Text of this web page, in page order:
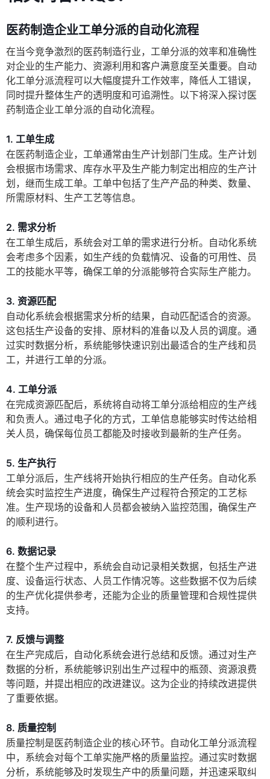
医药制造企业工单分派的自动化流程
在当今竞争激烈的医药制造行业，工单分派的效率和准确性
对企业的生产能力、资源利用和客户满意度至关重要。自动
化工单分派流程可以大幅度提升工作效率，降低人工错误，
同时提升整体生产的透明度和可追溯性。以下将深入探讨医
药制造企业工单分派的自动化流程。
1. 工单生成
在医药制造企业，工单通常由生产计划部门生成。生产计划
会根据市场需求、库存水平及生产能力制定出相应的生产计
划，继而生成工单。工单中包括了生产产品的种类、数量、
所需原材料、生产工艺等信息。
2. 需求分析
在工单生成后，系统会对工单的需求进行分析。自动化系统
会考虑多个因素，如生产线的负载情况、设备的可用性、员
工的技能水平等，确保工单的分派能够符合实际生产能力。
3. 资源匹配
自动化系统会根据需求分析的结果，自动匹配适合的资源。
这包括生产设备的安排、原材料的准备以及人员的调度。通
过实时数据分析，系统能够快速识别出最适合的生产线和员
工，并进行工单的分派。
4. 工单分派
在完成资源匹配后，系统将自动将工单分派给相应的生产线
和负责人。通过电子化的方式，工单信息能够实时传达给相
关人员，确保每位员工都能及时接收到最新的生产任务。
5. 生产执行
工单分派后，生产线将开始执行相应的生产任务。自动化系
统会实时监控生产进度，确保生产过程符合预定的工艺标
准。生产现场的设备和人员都会被纳入监控范围，确保生产
的顺利进行。
6. 数据记录
在整个生产过程中，系统会自动记录相关数据，包括生产进
度、设备运行状态、人员工作情况等。这些数据不仅为后续
的生产优化提供参考，还能为企业的质量管理和合规性提供
支持。
7. 反馈与调整
在生产完成后，自动化系统会进行总结和反馈。通过对生产
数据的分析，系统能够识别出生产过程中的瓶颈、资源浪费
等问题，并提出相应的改进建议。这为企业的持续改进提供
了重要依据。
8. 质量控制
质量控制是医药制造企业的核心环节。自动化工单分派流程
中，系统会对每个工单实施严格的质量监控。通过实时数据
分析，系统能够及时发现生产中的质量问题，并迅速采取纠